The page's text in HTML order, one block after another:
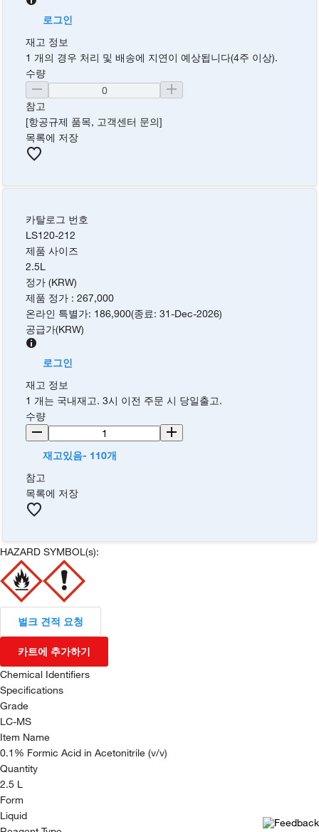
로그인
재고 정보
1 개의 경우 처리 및 배송에 지연이 예상됩니다(4주 이상).
수량
참고
[항공규제 품목, 고객센터 문의]
목록에 저장
카탈로그 번호
LS120-212
제품 사이즈
2.5L
정가 (KRW)
제품 정가 :267,000
온라인 특별가: 186,900(종료:31-Dec-2026)
공급가(KRW)
로그인
재고 정보
1 개는 국내재고. 3시 이전 주문 시 당일출고.
수량
재고있음- 110개
참고
목록에 저장
HAZARD SYMBOL(s):
벌크 견적 요청
카트에 추가하기
Chemical Identifiers
Specifications
Grade
LC-MS
Item Name
0.1% Formic Acid in Acetonitrile (v/v)
Quantity
2.5 L
Form
Liquid